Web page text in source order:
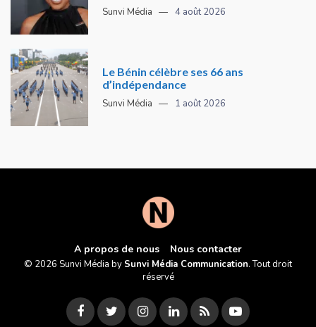
Sunvi Média 4 août 2026
Le Bénin célèbre ses 66 ans
d’indépendance
Sunvi Média 1 août 2026
A propos de nous Nous contacter
© 2026 Sunvi Média by Sunvi Média Communication. Tout droit
réservé